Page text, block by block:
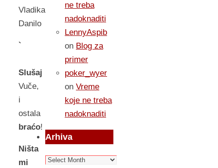
Vladika
Danilo
`
Slušaj
Vuče,
i
ostala
braćo!
Ništa
mi
ne treba
nadoknaditi
LennyAspib
on Blog za
primer
poker_wyer
on Vreme
koje ne treba
nadoknaditi
Arhiva
Arhiva